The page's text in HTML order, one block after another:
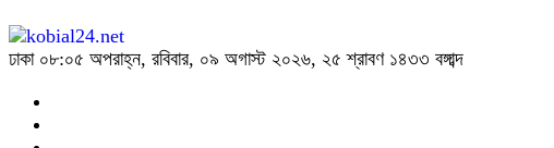
ঢাকা ০৮:০৫ অপরাহ্ন, রবিবার, ০৯ অগাস্ট ২০২৬, ২৫ শ্রাবণ ১৪৩৩ বঙ্গাব্দ